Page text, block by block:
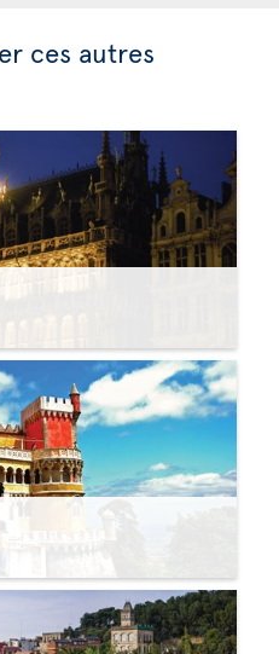
ces autres